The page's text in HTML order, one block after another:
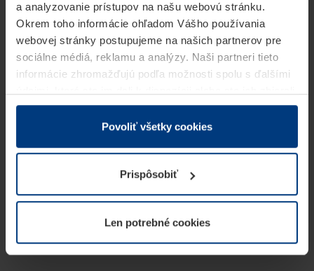
a analyzovanie prístupov na našu webovú stránku.
Okrem toho informácie ohľadom Vášho používania
webovej stránky postupujeme na našich partnerov pre
sociálne médiá, reklamu a analýzy. Naši partneri tieto
informácie zhromažďujú podľa možnosti spolu s ďalšími
v rámci Vášho využívania služieb.
Z právneho hľadiska môžeme cookies ukladať na Vašom
prevádzku tejto stránky. Pre všetky ostatné typy cookie
potrebujeme Vaše povolenie. Vaše povolenie môžete
kedykoľvek zmeniť alebo odvolať vo vysvetlení cookie
našej webovej stránky.
Povoliť všetky cookies
Prispôsobiť
Len potrebné cookies